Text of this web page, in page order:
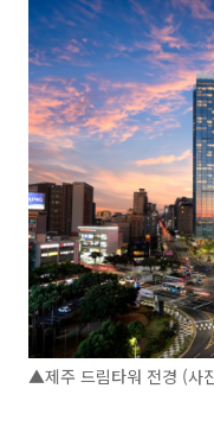
▲제주 드림타워 전경 (사